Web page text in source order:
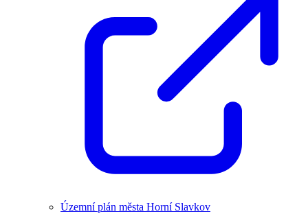
Územní plán města Horní Slavkov